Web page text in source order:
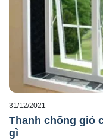
31/12/2021
Thanh chống gió
gì